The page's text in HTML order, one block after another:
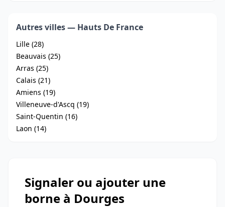
Autres villes — Hauts De France
Lille (28)
Beauvais (25)
Arras (25)
Calais (21)
Amiens (19)
Villeneuve-d'Ascq (19)
Saint-Quentin (16)
Laon (14)
Signaler ou ajouter une
borne à Dourges